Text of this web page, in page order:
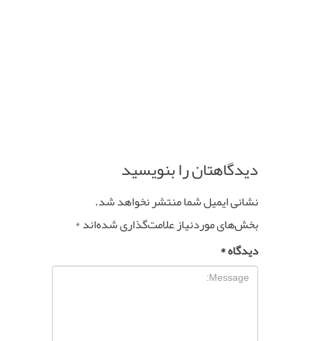
دیدگاهتان را بنویسید
نشانی ایمیل شما منتشر نخواهد شد.
بخش‌های موردنیاز علامت‌گذاری شده‌اند*
دیدگاه*